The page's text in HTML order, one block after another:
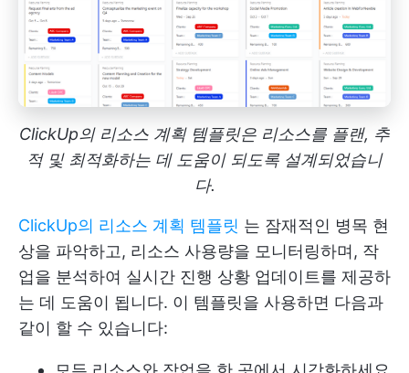
ClickUp의 리소스 계획 템플릿은 리소스를 플랜, 추
적 및 최적화하는 데 도움이 되도록 설계되었습니
다.
ClickUp의 리소스 계획 템플릿 는 잠재적인 병목 현
상을 파악하고, 리소스 사용량을 모니터링하며, 작
업을 분석하여 실시간 진행 상황 업데이트를 제공하
는 데 도움이 됩니다. 이 템플릿을 사용하면 다음과
같이 할 수 있습니다: